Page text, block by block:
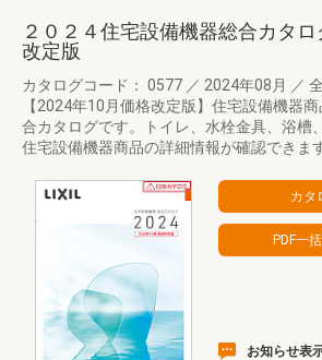
２０２４住宅設備機器総合カタ
改定版
カタログコード： 0577 ／ 2024年08月 ／
【2024年10月価格改定版】住宅設備機器
合カタログです。トイレ、水栓金具、浴槽
住宅設備機器商品の詳細情報が確認できます
お知らせ表